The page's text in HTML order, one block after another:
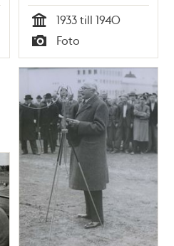
Tid
1933 till 1940
Typ
Foto